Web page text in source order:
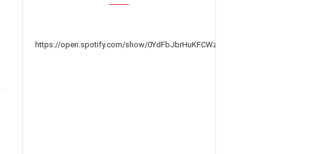
https://open.spotify.com/show/0YdFbJbrHuKFCWzh7QPkwp